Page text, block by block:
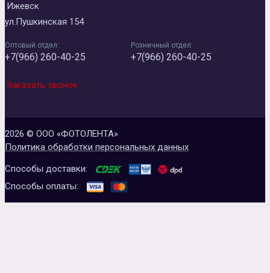
Ижевск
ул.Пушкинская 154
Оптовый отдел:
+7(966) 260-40-25
Розничный отдел:
+7(966) 260-40-25
Заказать звонок
2026 © ООО «ФОТОЛЕНТА»
Политика обработки персональных данных
Способы доставки:
Способы оплаты: